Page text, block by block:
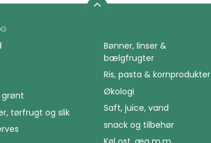
grønt
tørfrugt og slik
Bønner, linser &
bælgfrugter
Ris, pasta & kornprodukter
Økologi
Saft, juice, vand
snack og tilbehør